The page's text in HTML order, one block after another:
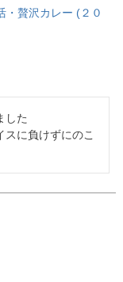
・贅沢カレー (２０
した
に負けずにのこ